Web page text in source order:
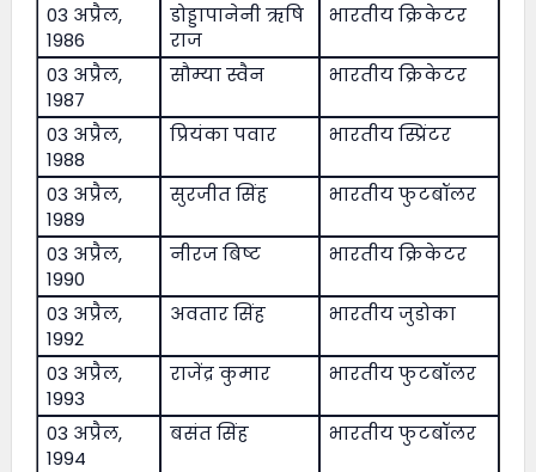
03 अप्रैल,
1986
डोड्डापानेनी ऋषि
राज
भारतीय क्रिकेटर
03 अप्रैल,
1987
सौम्या स्वैन भारतीय क्रिकेटर
03 अप्रैल,
1988
प्रियंका पवार भारतीय स्प्रिंटर
03 अप्रैल,
1989
सुरजीत सिंह भारतीय फुटबॉलर
03 अप्रैल,
1990
नीरज बिष्ट भारतीय क्रिकेटर
03 अप्रैल,
1992
अवतार सिंह भारतीय जुडोका
03 अप्रैल,
1993
राजेंद्र कुमार भारतीय फुटबॉलर
03 अप्रैल,
1994
बसंत सिंह भारतीय फुटबॉलर